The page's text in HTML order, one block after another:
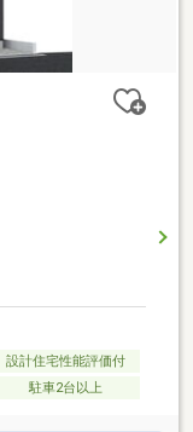
設計住宅性能評価付
駐車2台以上